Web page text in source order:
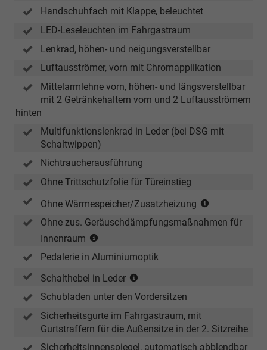
Handschuhfach mit Klappe, beleuchtet
LED-Leseleuchten im Fahrgastraum
Lenkrad, höhen- und neigungsverstellbar
Luftausströmer, vorn mit Chromapplikation
Mittelarmlehne vorn, höhen- und längsverstellbar
mit 2 Getränkehaltern vorn und 2 Luftausströmern
hinten
Multifunktionslenkrad in Leder (bei DSG mit
Schaltwippen)
Nichtraucherausführung
Ohne Trittschutzfolie für Türeinstieg
Ohne Wärmespeicher/Zusatzheizung
Verbindung
Ohne zus. Geräuschdämpfungsmaßnahmen für
Innenraum
Verbindung
mit
und
eHybrid)
Pedalerie in Aluminiumoptik
Schalthebel in Leder
Schubladen unter den Vordersitzen
Sicherheitsgurte im Fahrgastraum, mit
Gurtstraffern für die Außensitze in der 2. Sitzreihe
Sicherheitsinnenspiegel, automatisch abblendbar